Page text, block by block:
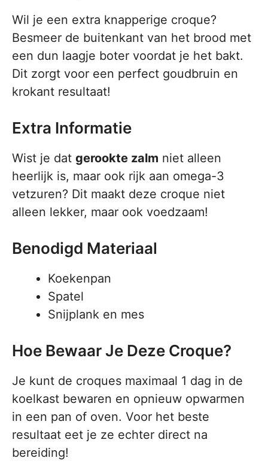
Wil je een extra knapperige croque?
Besmeer de buitenkant van het brood met
een dun laagje boter voordat je het bakt.
Dit zorgt voor een perfect goudbruin en
krokant resultaat!
Extra Informatie
Wist je dat gerookte zalm niet alleen
heerlijk is, maar ook rijk aan omega-3
vetzuren? Dit maakt deze croque niet
alleen lekker, maar ook voedzaam!
Benodigd Materiaal
Koekenpan
Spatel
Snijplank en mes
Hoe Bewaar Je Deze Croque?
Je kunt de croques maximaal 1 dag in de
koelkast bewaren en opnieuw opwarmen
in een pan of oven. Voor het beste
resultaat eet je ze echter direct na
bereiding!